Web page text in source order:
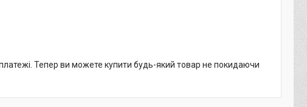
платежі. Тепер ви можете купити будь-який товар не покидаючи